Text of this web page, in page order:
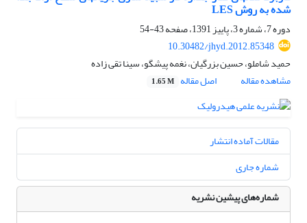
شده به روش LES
دوره 7، شماره 3، پاییز 1391، صفحه
43-54
10.30482/jhyd.2012.85348
حمید شاملو، حسین بزرگیان، نغمه پیشگو، سینا تقی زاده
مشاهده مقاله
اصل مقاله 1.65 M
مقالات آماده انتشار
شماره جاری
شماره‌های پیشین نشریه